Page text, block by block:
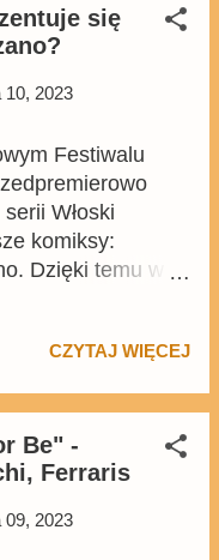
wzmianki.
jest dostępne
się
10, 2023
Festiwalu
Włoski
komiksy:
Dzięki temu w
Odpowiedź
wydanie . Nie tak
z
, ale jednak
CZYTAJ WIĘCEJ
Be" -
Ferraris
09, 2023